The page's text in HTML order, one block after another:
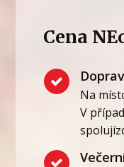
Cena
Na
V